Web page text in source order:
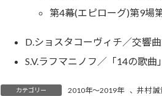
第4幕(エピローグ)第9場
D.ショスタコーヴィチ／交響
S.V.ラフマニノフ／「14の歌
カテゴリー 2010年～2019年 、井村 誠